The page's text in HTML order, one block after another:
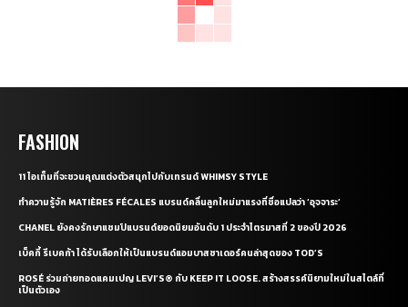
FASHION
11 ไอเท็มที่จะชวนคุณแต่งตัวสนุกไปกับเทรนด์ WHIMSY STYLE
ทำความรู้จัก MATIÈRES FÉCALES แบรนด์คลื่นลูกใหม่มาแรงที่ชื่อแปลว่า ‘อุจจาระ’
CHANEL ยังคงรักษาแชมป์แบรนด์ยอดนิยมอันดับ 1 ประจำไตรมาสที่ 2 ของปี 2026
เบ็คกี้ รีเบคก้า ได้รับเลือกให้เป็นแบรนด์แอมบาสซาเดอร์คนล่าสุดของ TOD’S
ROSÉ ร่วมถ่ายทอดแคมเปญ LEVI’S® กับ KEEP IT LOOSE. สร้างสรรค์นิยามใหม่ในสไตล์ที่
เป็นตัวเอง